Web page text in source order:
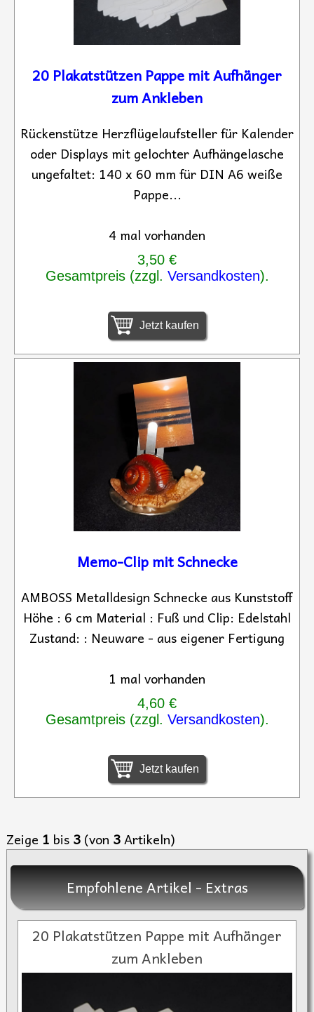
20 Plakatstützen Pappe mit Aufhänger
zum Ankleben
Rückenstütze Herzflügelaufsteller für Kalender
oder Displays mit gelochter Aufhängelasche
ungefaltet: 140 x 60 mm für DIN A6 weiße
Pappe...
4 mal vorhanden
3,50 €
Gesamtpreis (zzgl. Versandkosten).
Jetzt kaufen
Memo-Clip mit Schnecke
AMBOSS Metalldesign Schnecke aus Kunststoff
Höhe : 6 cm Material : Fuß und Clip: Edelstahl
Zustand: : Neuware - aus eigener Fertigung
1 mal vorhanden
4,60 €
Gesamtpreis (zzgl. Versandkosten).
Jetzt kaufen
Zeige 1 bis 3 (von 3Artikeln)
Empfohlene Artikel - Extras
20 Plakatstützen Pappe mit Aufhänger
zum Ankleben